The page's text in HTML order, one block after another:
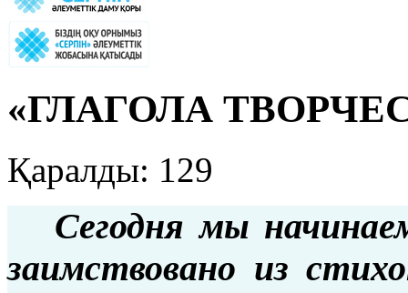
«ГЛАГОЛА
Қаралды: 129
Сегодня мы
заимствовано из